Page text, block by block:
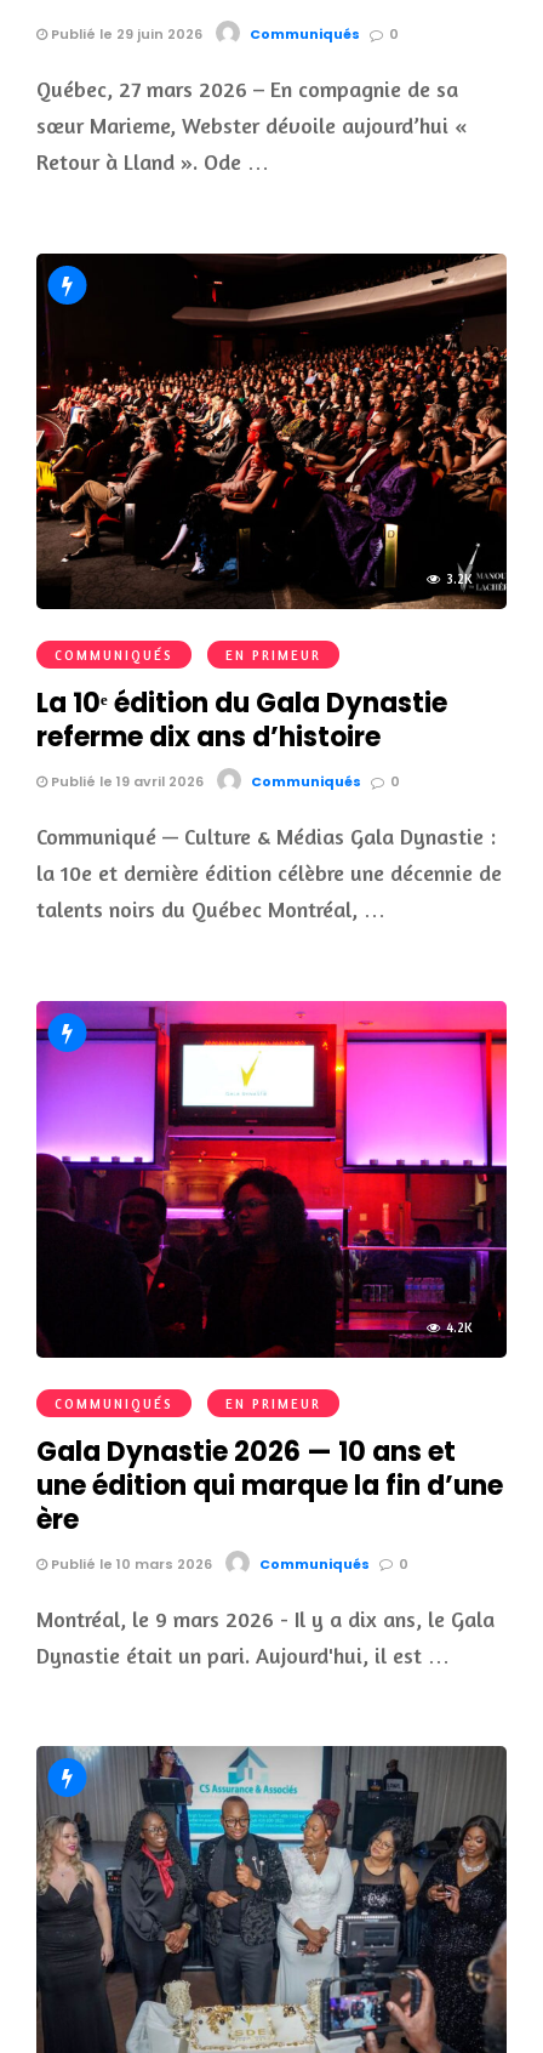
Publié le 29 juin 2026 Communiqués 0
Québec, 27 mars 2026 – En compagnie de sa
sœur Marieme, Webster dévoile aujourd’hui «
Retour à Lland ». Ode …
3.2K
COMMUNIQUÉS EN PRIMEUR
La 10ᵉ édition du Gala Dynastie
referme dix ans d’histoire
Publié le 19 avril 2026 Communiqués 0
Communiqué — Culture & Médias Gala Dynastie :
la 10e et dernière édition célèbre une décennie de
talents noirs du Québec Montréal, …
4.2K
COMMUNIQUÉS EN PRIMEUR
Gala Dynastie 2026 — 10 ans et
une édition qui marque la fin d’une
ère
Publié le 10 mars 2026 Communiqués 0
Montréal, le 9 mars 2026 - Il y a dix ans, le Gala
Dynastie était un pari. Aujourd'hui, il est …